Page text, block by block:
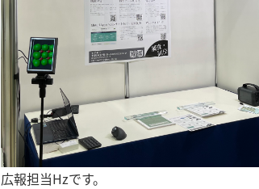
広報担当Hzです。